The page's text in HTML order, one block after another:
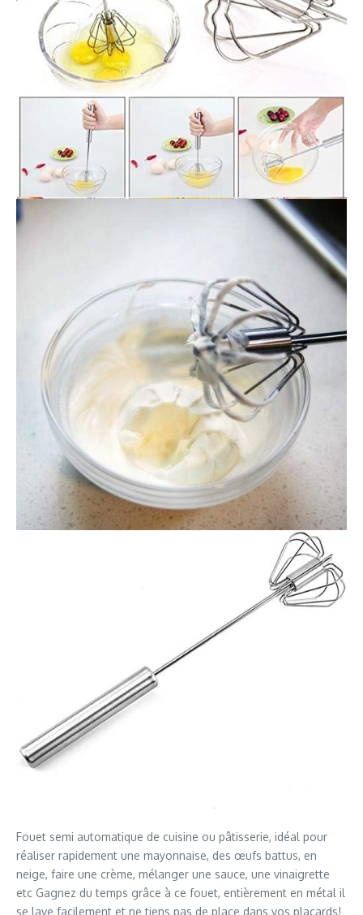
Fouet semi automatique de cuisine ou pâtisserie, idéal pour
réaliser rapidement une mayonnaise, des œufs battus, en
neige, faire une crème, mélanger une sauce, une vinaigrette
etc Gagnez du temps grâce à ce fouet, entièrement en métal il
se lave facilement et ne tiens pas de place dans vos placards!